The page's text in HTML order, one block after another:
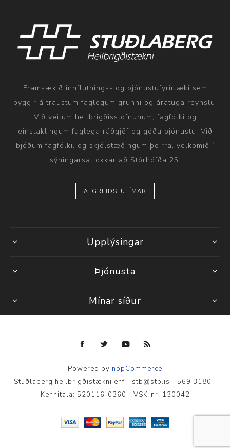
Framsækið innflutnings- og þjónustufyrirtæki sem
byggir á traustum faglegum grunni og áratuga reynslu.
Við veitum heilbrigðisstofnunum, fagfólki og
einstaklingum faglega ráðgjöf og góða þjónustu. Við
bjóðum fagfólki, og skjólstæðingum þeirra, velkomið í
sýningarsal okkar að Stórhöfða 25.
AFGREIÐSLUTÍMAR
Upplýsingar
Þjónusta
Mínar síður
Powered by nopCommerce
Stuðlaberg heilbrigðistækni ehf - stb@stb.is - 569 3180 -
Kennitala: 520116-0360 - VSK-nr: 130042